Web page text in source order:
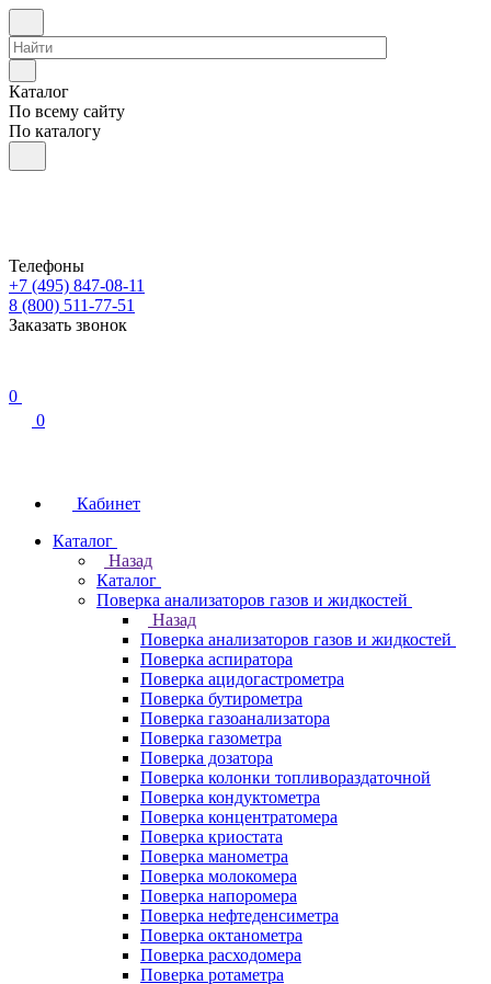
Каталог
По всему сайту
По каталогу
Телефоны
+7 (495) 847-08-11
8 (800) 511-77-51
Заказать звонок
0
0
Кабинет
Каталог
Назад
Каталог
Поверка анализаторов газов и жидкостей
Назад
Поверка анализаторов газов и жидкостей
Поверка аспиратора
Поверка ацидогастрометра
Поверка бутирометра
Поверка газоанализатора
Поверка газометра
Поверка дозатора
Поверка колонки топливораздаточной
Поверка кондуктометра
Поверка концентратомера
Поверка криостата
Поверка манометра
Поверка молокомера
Поверка напоромера
Поверка нефтеденсиметра
Поверка октанометра
Поверка расходомера
Поверка ротаметра